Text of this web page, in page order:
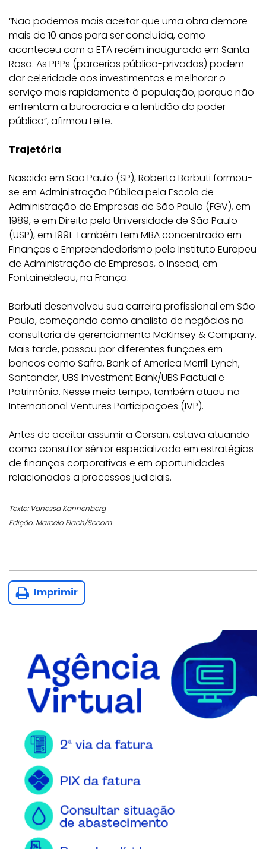
“Não podemos mais aceitar que uma obra demore
mais de 10 anos para ser concluída, como
aconteceu com a ETA recém inaugurada em Santa
Rosa. As PPPs (parcerias público-privadas) podem
dar celeridade aos investimentos e melhorar o
serviço mais rapidamente à população, porque não
enfrentam a burocracia e a lentidão do poder
público”, afirmou Leite.
Trajetória
Nascido em São Paulo (SP), Roberto Barbuti formou-
se em Administração Pública pela Escola de
Administração de Empresas de São Paulo (FGV), em
1989, e em Direito pela Universidade de São Paulo
(USP), em 1991. Também tem MBA concentrado em
Finanças e Empreendedorismo pelo Instituto Europeu
de Administração de Empresas, o Insead, em
Fontainebleau, na França.
Barbuti desenvolveu sua carreira profissional em São
Paulo, começando como analista de negócios na
consultoria de gerenciamento McKinsey & Company.
Mais tarde, passou por diferentes funções em
bancos como Safra, Bank of America Merrill Lynch,
Santander, UBS Investment Bank/UBS Pactual e
Patrimônio. Nesse meio tempo, também atuou na
International Ventures Participações (IVP).
Antes de aceitar assumir a Corsan, estava atuando
como consultor sênior especializado em estratégias
de finanças corporativas e em oportunidades
relacionadas a processos judiciais.
Texto: Vanessa Kannenberg
Edição: Marcelo Flach/Secom
Imprimir